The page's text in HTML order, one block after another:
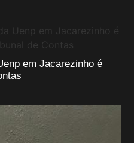
em Jacarezinho é